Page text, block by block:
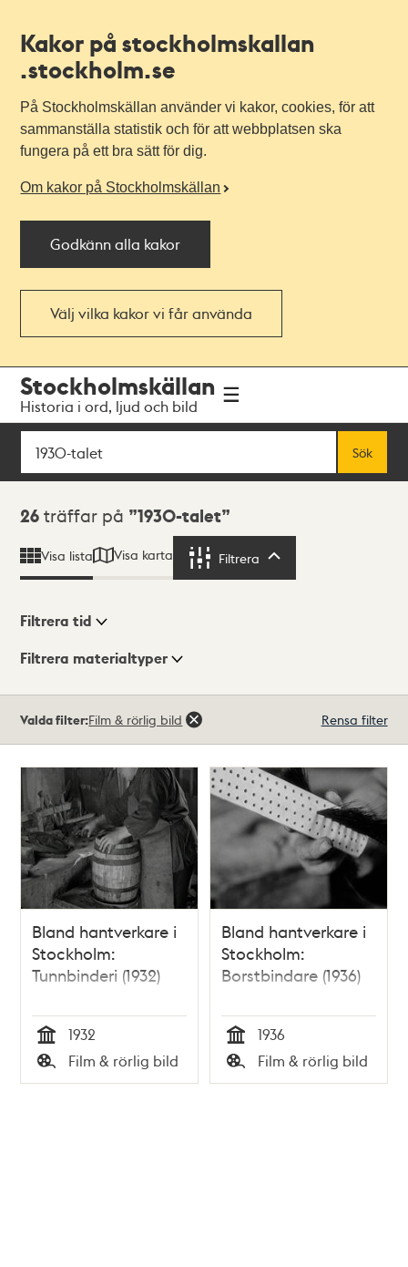
Kakor på stockholmskallan
.stockholm.se
På Stockholmskällan använder vi kakor, cookies, för att
sammanställa statistik och för att webbplatsen ska
fungera på ett bra sätt för dig.
Om kakor på Stockholmskällan
Godkänn alla kakor
Välj vilka kakor vi får använda
navigationen
huvudinnehållet
Stockholmskällan
Historia i ord, ljud och bild
Sök
Sök
Sökresultat
26 träffar på 1930-talet
Visa lista Visa karta Filtrera
Visningsläge
Filtrera tid
Filtrera materialtyper
träffar
Valda filter:Film & rörlig bild Rensa filter
Bland hantverkare i
Stockholm:
Tunnbinderi (1932)
Tid
1932
Typ
Film & rörlig bild
Bland hantverkare i
Stockholm:
Borstbindare (1936)
Tid
1936
Typ
Film & rörlig bild